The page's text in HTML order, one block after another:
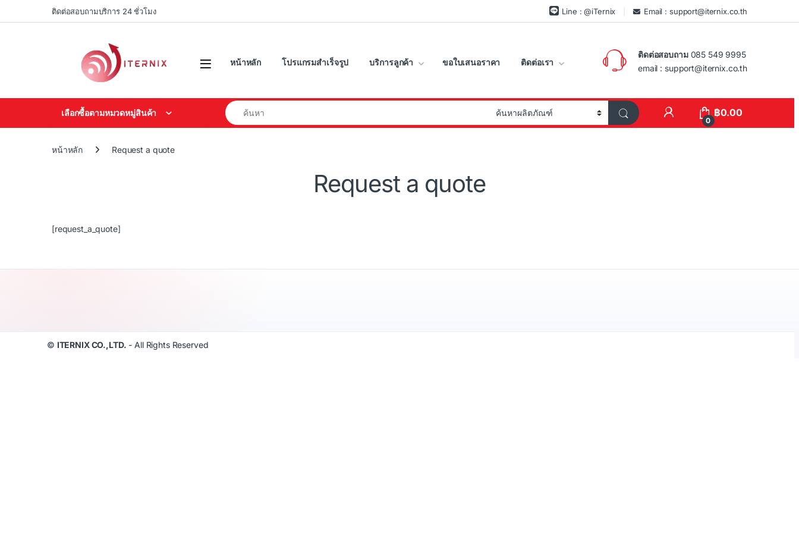
Skip to navigation
Skip to contentติดต่อสอบถามบริการ 24 ชั่วโมง Line : @iTernix Email : support@iternix.co.th
หน้าหลัก โปรแกรมสำเร็จรูป บริการลูกค้า ขอใบเสนอราคา ติดต่อเรา
ติดต่อสอบถาม085 549 9995
email : support@iternix.co.th
เลือกซื้อตามหมวดหมู่สินค้า
Search for:
0
฿0.00
หน้าหลัก Request a quote
Request a quote
[request_a_quote]
© ITERNIX CO.,LTD. - All Rights Reserved